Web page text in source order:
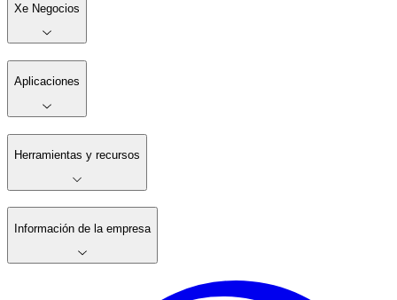
Xe Negocios
Aplicaciones
Herramientas y recursos
Información de la empresa